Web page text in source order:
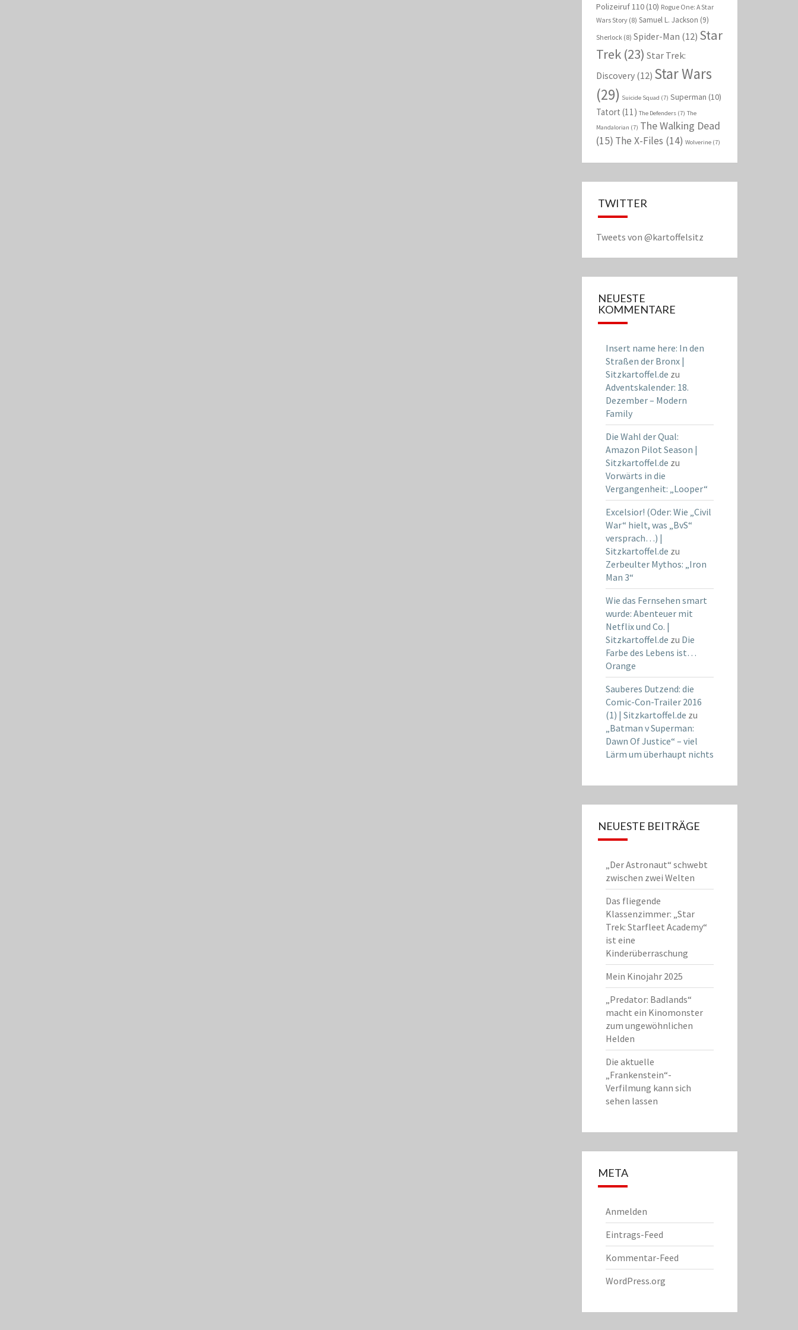
Polizeiruf 110(10) Rogue One: A Star
Wars Story(8) Samuel L. Jackson (9)
Sherlock(8) Spider-Man (12) Star
Trek(23) Star Trek:
Discovery(12) Star Wars
(29) Suicide Squad (7) Superman (10)
Tatort (11) The Defenders(7) The
Mandalorian (7) The Walking Dead
(15) The X-Files (14) Wolverine(7)
TWITTER
Tweets von @kartoffelsitz
NEUESTE
KOMMENTARE
Insert name here: In den
Straßen der Bronx |
Sitzkartoffel.de zu
Adventskalender: 18.
Dezember – Modern
Family
Die Wahl der Qual:
Amazon Pilot Season |
Sitzkartoffel.de zu
Vorwärts in die
Vergangenheit: „Looper“
Excelsior! (Oder: Wie „Civil
War“ hielt, was „BvS“
versprach…) |
Sitzkartoffel.de zu
Zerbeulter Mythos: „Iron
Man 3“
Wie das Fernsehen smart
wurde: Abenteuer mit
Netflix und Co. |
Sitzkartoffel.de zu Die
Farbe des Lebens ist…
Orange
Sauberes Dutzend: die
Comic-Con-Trailer 2016
(1) | Sitzkartoffel.de zu
„Batman v Superman:
Dawn Of Justice“ – viel
Lärm um überhaupt nichts
NEUESTE BEITRÄGE
„Der Astronaut“ schwebt
zwischen zwei Welten
Das fliegende
Klassenzimmer: „Star
Trek: Starfleet Academy“
ist eine
Kinderüberraschung
Mein Kinojahr 2025
„Predator: Badlands“
macht ein Kinomonster
zum ungewöhnlichen
Helden
Die aktuelle
„Frankenstein“-
Verfilmung kann sich
sehen lassen
META
Anmelden
Eintrags-Feed
Kommentar-Feed
WordPress.org